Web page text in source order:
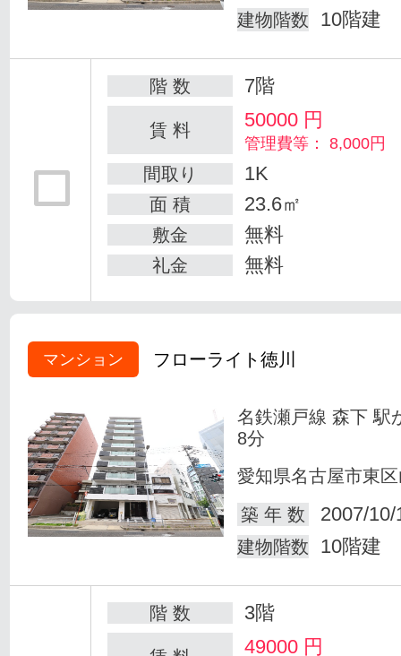
建物階数 10階建
階 数 7階
賃 料 50000 円
管理費等： 8,000円
間取り 1K
面 積 23.6㎡
敷金 無料
礼金 無料
マンション フローライト徳川
名鉄瀬戸線 森下 駅
8分
愛知県名古屋市東
築 年 数
2007/10/
建物階数 10階建
階 数 3階
49000 円